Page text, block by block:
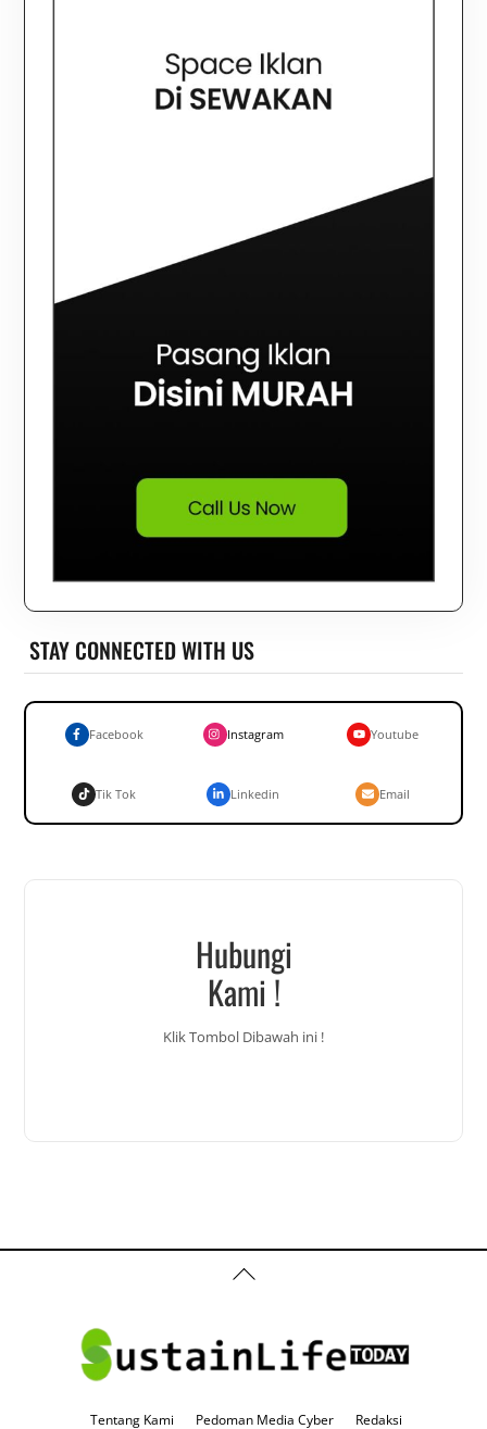
STAY CONNECTED WITH US
Facebook Instagram Youtube
Tik Tok Linkedin Email
Hubungi
Kami !
Klik Tombol Dibawah ini !
Back
To
Tentang Kami Pedoman Media Cyber Redaksi